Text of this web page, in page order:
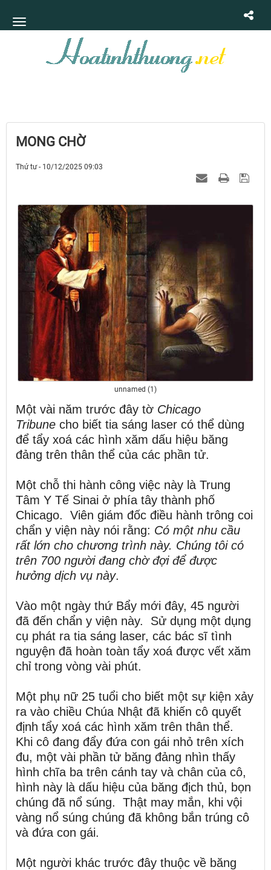
MONG CHỜ
Thứ tư - 10/12/2025 09:03
unnamed (1)
Một vài năm trước đây tờ Chicago
Tribune cho biết tia sáng laser có thể dùng
để tẩy xoá các hình xăm dấu hiệu băng
đảng trên thân thể của các phần tử.
Một chỗ thi hành công việc này là Trung
Tâm Y Tế Sinai ở phía tây thành phố
Chicago. Viên giám đốc điều hành trông coi
chẩn y viện này nói rằng: Có một nhu cầu
rất lớn cho chương trình này. Chúng tôi có
trên 700 người đang chờ đợi để được
hưởng dịch vụ này.
Vào một ngày thứ Bẩy mới đây, 45 người
đã đến chẩn y viện này. Sử dụng một dụng
cụ phát ra tia sáng laser, các bác sĩ tình
nguyện đã hoàn toàn tẩy xoá được vết xăm
chỉ trong vòng vài phút.
Một phụ nữ 25 tuổi cho biết một sự kiện xảy
ra vào chiều Chúa Nhật đã khiến cô quyết
định tẩy xoá các hình xăm trên thân thể.
Khi cô đang đẩy đứa con gái nhỏ trên xích
đu, một vài phần tử băng đảng nhìn thấy
hình chĩa ba trên cánh tay và chân của cô,
hình này là dấu hiệu của băng địch thủ, bọn
chúng đã nổ súng. Thật may mắn, khi vội
vàng nổ súng chúng đã không bắn trúng cô
và đứa con gái.
Một người khác trước đây thuộc về băng